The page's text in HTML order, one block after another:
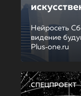
Нейросеть
видение
Plus‑one.ru
СПЕЦПРОЕКТ